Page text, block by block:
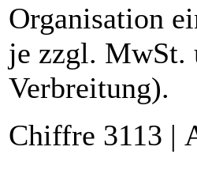
Organisation
je zzgl. MwSt.
Verbreitung).
Chiffre 3113 |